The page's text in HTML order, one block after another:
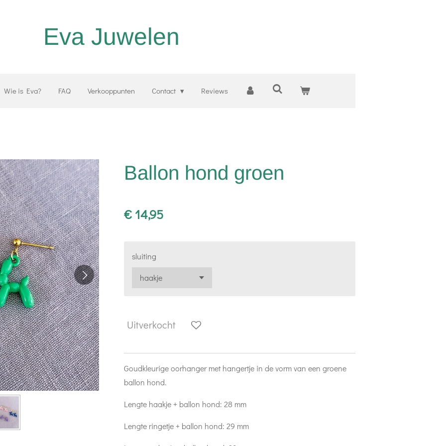
Eva Juwelen
Wie is Eva? FAQ Verkooppunten Contact Reviews
Ballon hond groen
€ 14,95
sluiting
Uitverkocht
Goudkleurige oorhanger met hangertje in de vorm van een groene
ballon hond.
Lengte haakje + ballon hond: 28 mm
Lengte ringetje + ballon hond: 29 mm